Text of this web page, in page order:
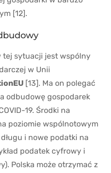
[12].
tej sytuacji jest wspólny
w Unii
[13]. Ma on polegać
odbudowę gospodarek
19. Środki na
poziomie wspólnotowym
i nowe podatki na
podatek cyfrowy i
Polska może otrzymać z